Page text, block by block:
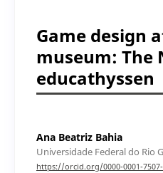
Game design
museum: The
educathyssen
Ana Beatriz Bahia
Universidade Federal do Rio
https://orcid.org/0000-0001-